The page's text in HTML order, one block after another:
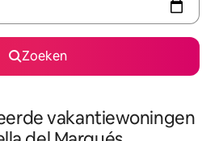
Zoeken
vakantiewoningen